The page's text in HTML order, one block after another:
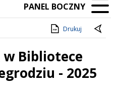
PANEL BOCZNY
Drukuj
w Bibliotece
- 2025